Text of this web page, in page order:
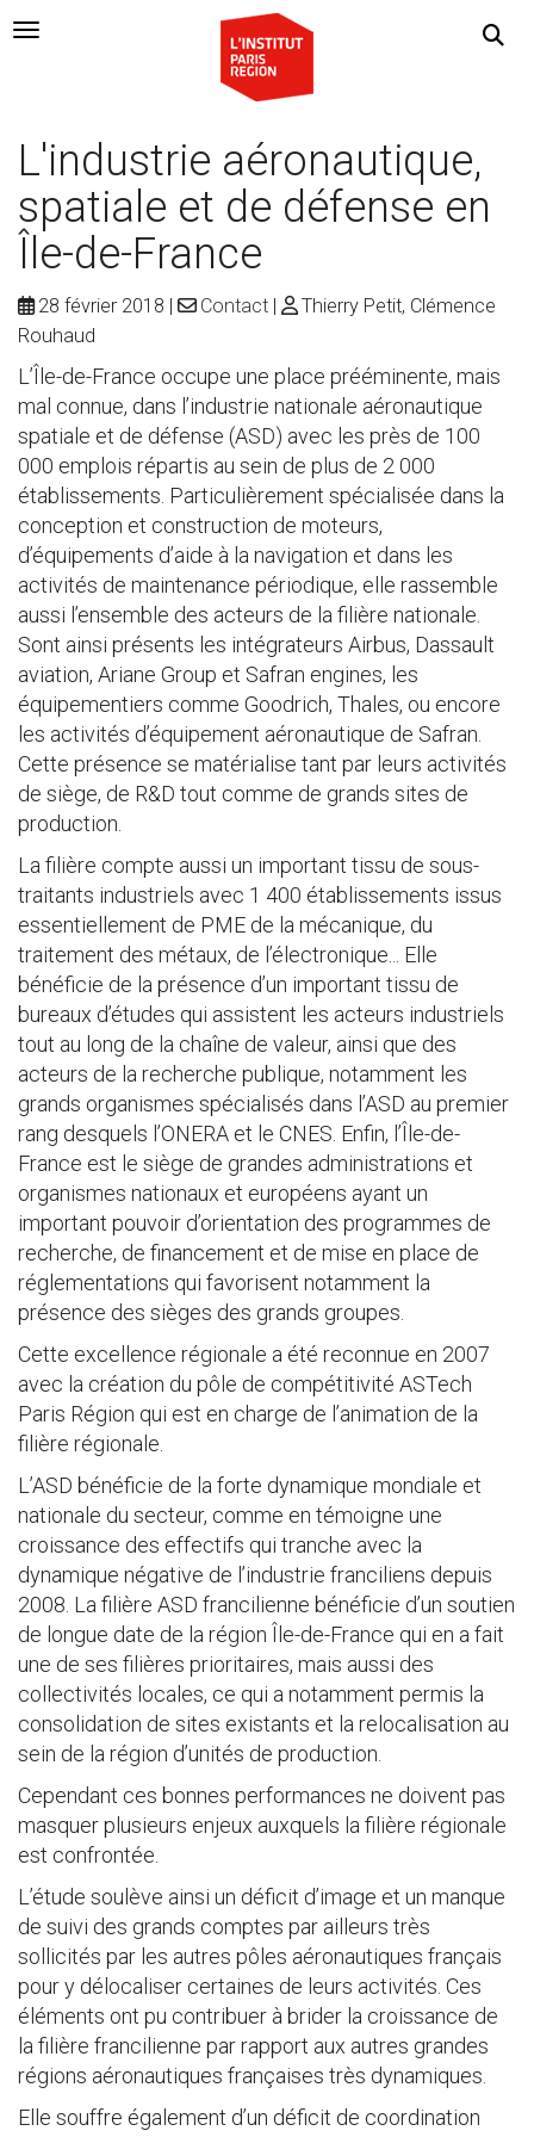
Navigation Toggle
L'industrie aéronautique,
spatiale et de défense en
Île-de-France
28 février 2018 Contact
Thierry Petit, Clémence
Rouhaud
L’Île-de-France occupe une place prééminente, mais
mal connue, dans l’industrie nationale aéronautique
spatiale et de défense (ASD) avec les près de 100
000 emplois répartis au sein de plus de 2 000
établissements. Particulièrement spécialisée dans la
conception et construction de moteurs,
d’équipements d’aide à la navigation et dans les
activités de maintenance périodique, elle rassemble
aussi l’ensemble des acteurs de la filière nationale.
Sont ainsi présents les intégrateurs Airbus, Dassault
aviation, Ariane Group et Safran engines, les
équipementiers comme Goodrich, Thales, ou encore
les activités d’équipement aéronautique de Safran.
Cette présence se matérialise tant par leurs activités
de siège, de R&D tout comme de grands sites de
production.
La filière compte aussi un important tissu de sous-
traitants industriels avec 1 400 établissements issus
essentiellement de PME de la mécanique, du
traitement des métaux, de l’électronique... Elle
bénéficie de la présence d’un important tissu de
bureaux d’études qui assistent les acteurs industriels
tout au long de la chaîne de valeur, ainsi que des
acteurs de la recherche publique, notamment les
grands organismes spécialisés dans l’ASD au premier
rang desquels l’ONERA et le CNES. Enfin, l’Île-de-
France est le siège de grandes administrations et
organismes nationaux et européens ayant un
important pouvoir d’orientation des programmes de
recherche, de financement et de mise en place de
réglementations qui favorisent notamment la
présence des sièges des grands groupes.
Cette excellence régionale a été reconnue en 2007
avec la création du pôle de compétitivité ASTech
Paris Région qui est en charge de l’animation de la
filière régionale.
L’ASD bénéficie de la forte dynamique mondiale et
nationale du secteur, comme en témoigne une
croissance des effectifs qui tranche avec la
dynamique négative de l’industrie franciliens depuis
2008. La filière ASD francilienne bénéficie d’un soutien
de longue date de la région Île-de-France qui en a fait
une de ses filières prioritaires, mais aussi des
collectivités locales, ce qui a notamment permis la
consolidation de sites existants et la relocalisation au
sein de la région d’unités de production.
Cependant ces bonnes performances ne doivent pas
masquer plusieurs enjeux auxquels la filière régionale
est confrontée.
L’étude soulève ainsi un déficit d’image et un manque
de suivi des grands comptes par ailleurs très
sollicités par les autres pôles aéronautiques français
pour y délocaliser certaines de leurs activités. Ces
éléments ont pu contribuer à brider la croissance de
la filière francilienne par rapport aux autres grandes
régions aéronautiques françaises très dynamiques.
Elle souffre également d’un déficit de coordination